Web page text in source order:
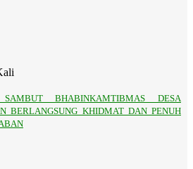
BHABINKAMTIBMAS DESA
BERLANGSUNG KHIDMAT DAN PENUH